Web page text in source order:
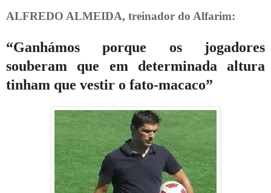
ALFREDO ALMEIDA, treinador do Alfarim:
“Ganhámos porque os jogadores
souberam que em determinada altura
tinham que vestir o fato-macaco”